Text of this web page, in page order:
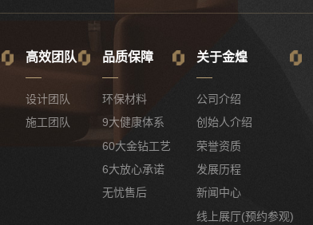
高效团队
设计团队
施工团队
品质保障
环保材料
9大健康体系
60大金钻工艺
6大放心承诺
无忧售后
关于金煌
公司介绍
创始人介绍
荣誉资质
发展历程
新闻中心
线上展厅(预约参观)